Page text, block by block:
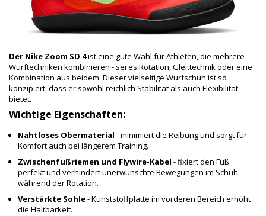
Der Nike Zoom SD 4ist eine gute Wahl für Athleten, die mehrere
Wurftechniken kombinieren - sei es Rotation, Gleittechnik oder eine
Kombination aus beidem. Dieser vielseitige Wurfschuh ist so
konzipiert, dass er sowohl reichlich Stabilität als auch Flexibilität
bietet.
Wichtige Eigenschaften:
Nahtloses Obermaterial - minimiert die Reibung und sorgt für
Komfort auch bei längerem Training.
Zwischenfußriemen und Flywire-Kabel - fixiert den Fuß
perfekt und verhindert unerwünschte Bewegungen im Schuh
während der Rotation.
Verstärkte Sohle- Kunststoffplatte im vorderen Bereich erhöht
die Haltbarkeit.